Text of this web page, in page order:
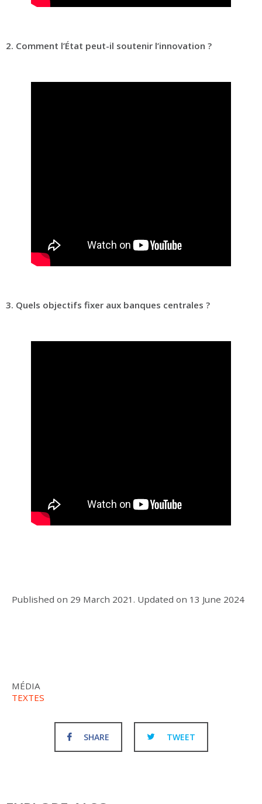
2. Comment l’État peut-il soutenir l’innovation ?
3. Quels objectifs fixer aux banques centrales ?
Published on 29 March 2021 . Updated on 13 June 2024
MÉDIA
TEXTES
SHARE TWEET